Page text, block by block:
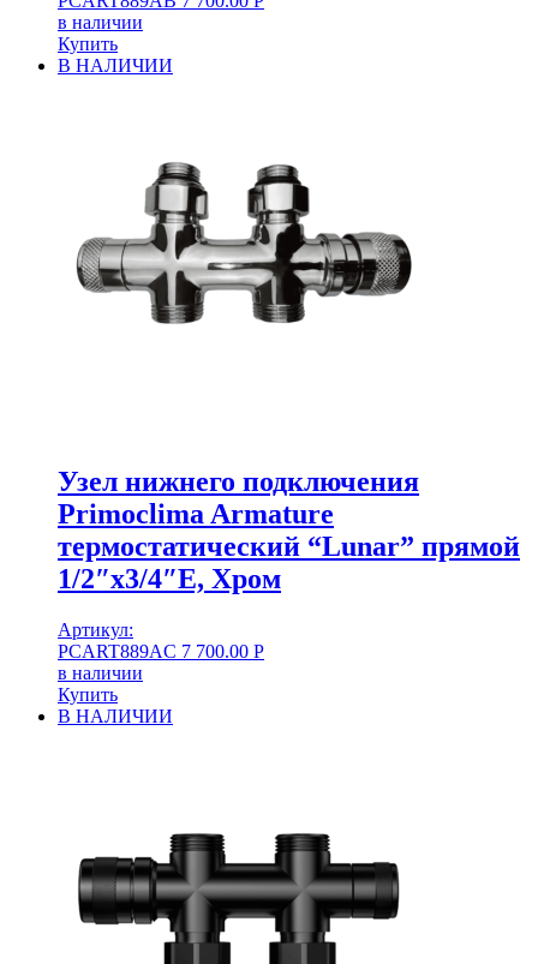
в наличии
Купить
В НАЛИЧИИ
Узел нижнего подключения
Primoclima Armature
термостатический “Lunar” прямой
1/2″х3/4″Е, Хром
Артикул:
PCART889AC 7 700.00 Р
в наличии
Купить
В НАЛИЧИИ